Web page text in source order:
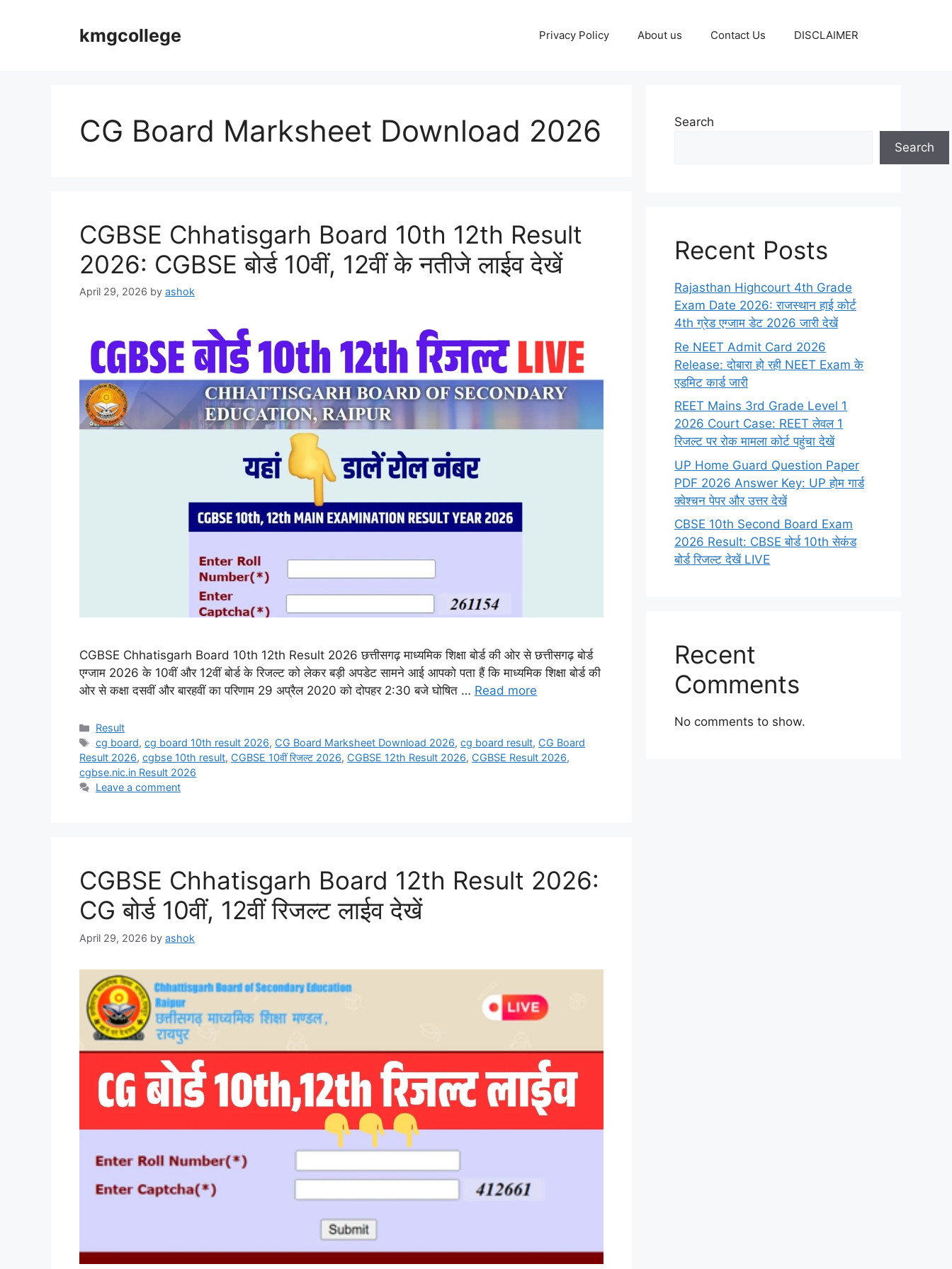
kmgcollege Privacy Policy About us Contact Us DISCLAIMER
CG Board Marksheet Download 2026
CGBSE Chhatisgarh Board 10th 12th Result
2026: CGBSE बोर्ड 10वीं, 12वीं के नतीजे लाईव देखें
April 29, 2026 by ashok
CGBSE Chhatisgarh Board 10th 12th Result 2026 छत्तीसगढ़ माध्यमिक शिक्षा बोर्ड की ओर से छत्तीसगढ़ बोर्ड
एग्जाम 2026 के 10वीं और 12वीं बोर्ड के रिजल्ट को लेकर बड़ी अपडेट सामने आई आपको पता हैं कि माध्यमिक शिक्षा बोर्ड की
ओर से कक्षा दसवीं और बारहवीं का परिणाम 29 अप्रैल 2020 को दोपहर 2:30 बजे घोषित … Read more
Categories
Result
Tags
cg board,cg board 10th result 2026, CG Board Marksheet Download 2026,cg board result, CG Board
Result 2026, cgbse 10th result, CGBSE 10वीं रिजल्ट 2026, CGBSE 12th Result 2026, CGBSE Result 2026,
cgbse.nic.in Result 2026
Leave a comment
CGBSE Chhatisgarh Board 12th Result 2026:
CG बोर्ड 10वीं, 12वीं रिजल्ट लाईव देखें
April 29, 2026 by ashok
Search
Search
Recent Posts
Rajasthan Highcourt 4th Grade
Exam Date 2026: राजस्थान हाई कोर्ट
4th ग्रेड एग्जाम डेट 2026 जारी देखें
Re NEET Admit Card 2026
Release: दोबारा हो रही NEET Exam के
एडमिट कार्ड जारी
REET Mains 3rd Grade Level 1
2026 Court Case: REET लेवल 1
रिजल्ट पर रोक मामला कोर्ट पहुंचा देखें
UP Home Guard Question Paper
PDF 2026 Answer Key: UP होम गार्ड
क्वेश्चन पेपर और उत्तर देखें
CBSE 10th Second Board Exam
2026 Result: CBSE बोर्ड 10th सेकंड
बोर्ड रिजल्ट देखें LIVE
Recent
Comments
No comments to show.